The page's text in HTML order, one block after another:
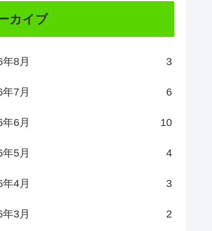
カイブ
8月 3
7月 6
6月 10
5月 4
4月 3
3月 2